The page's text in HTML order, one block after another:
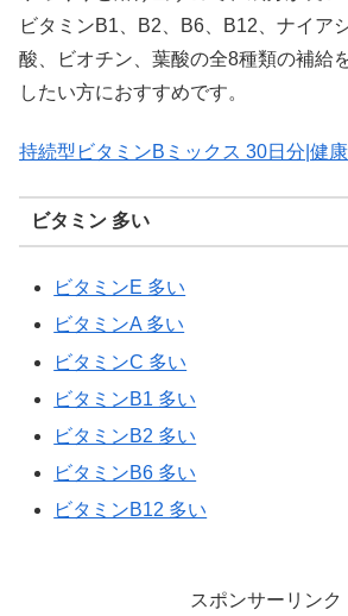
ビタミンB1、B2、B6、B12、ナイア
酸、ビオチン、葉酸の全8種類の補給
したい方におすすめです。
持続型ビタミンBミックス 30日分|健
ビタミン 多い
ビタミンE 多い
ビタミンA 多い
ビタミンC 多い
ビタミンB1 多い
ビタミンB2 多い
ビタミンB6 多い
ビタミンB12 多い
スポンサーリンク